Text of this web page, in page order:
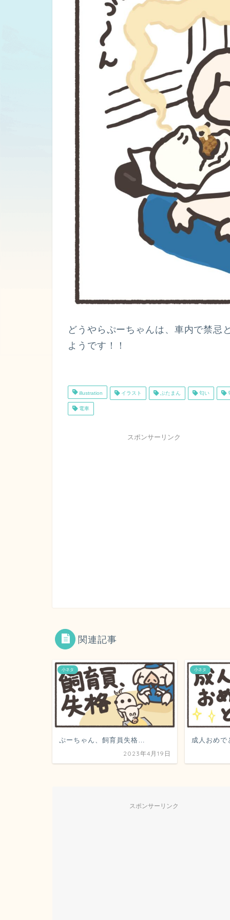
どうやらぷーちゃんは、車内で禁忌
ようです！！
illustration イラスト ぶたまん 匂い
電車
スポンサーリンク
関連記事
小ネタ
ぷーちゃん、飼育員失格…
2023年4月19日
小ネタ
成人おめで
スポンサーリンク